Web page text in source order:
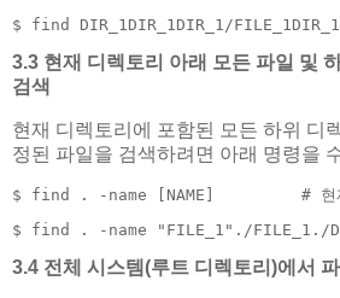
$ find DIR_1DIR_1DIR_1/
3.3 현재 디렉토리 아래 모든 파일 및
검색
현재 디렉토리에 포함된 모든 하위 디
정된 파일을 검색하려면 아래 명령을
$ find . -name [NAME]         # 현재
$ find . -name "FILE_1"./FILE_1./
3.4 전체 시스템(루트 디렉토리)에서